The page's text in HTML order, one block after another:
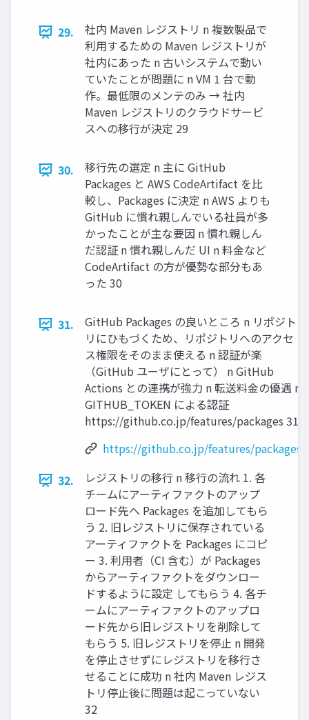
29.
社内 Maven レジストリ n 複数製品で
利⽤するための Maven レジストリが
社内にあった n 古いシステムで動い
ていたことが問題に n VM 1 台で動
作。最低限のメンテのみ → 社内
Maven レジストリのクラウドサービ
スへの移⾏が決定 29
30.
移⾏先の選定 n 主に GitHub
Packages と AWS CodeArtifact を⽐
較し、Packages に決定 n AWS よりも
GitHub に慣れ親しんでいる社員が多
かったことが主な要因 n 慣れ親しん
だ認証 n 慣れ親しんだ UI n 料⾦など
CodeArtifact の⽅が優勢な部分もあ
った 30
31.
GitHub Packages の良いところ n リポジト
リにひもづくため、リポジトリへのアクセ
ス権限をそのまま使える n 認証が楽
（GitHub ユーザにとって） n GitHub
Actions との連携が強⼒ n 転送料⾦の優遇 n
GITHUB_TOKEN による認証
https://github.co.jp/features/packages 31
https://github.co.jp/features/packages
32.
レジストリの移⾏ n 移⾏の流れ 1. 各
チームにアーティファクトのアップ
ロード先へ Packages を追加してもら
う 2. 旧レジストリに保存されている
アーティファクトを Packages にコピ
ー 3. 利⽤者（CI 含む）が Packages
からアーティファクトをダウンロー
ドするように設定 してもらう 4. 各チ
ームにアーティファクトのアップロ
ード先から旧レジストリを削除して
もらう 5. 旧レジストリを停⽌ n 開発
を停⽌させずにレジストリを移⾏さ
せることに成功 n 社内 Maven レジス
トリ停⽌後に問題は起こっていない
32